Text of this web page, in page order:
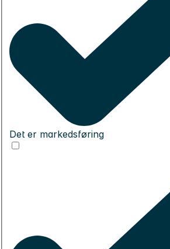
Det er markedsføring